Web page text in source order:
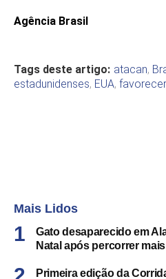
Agência Brasil
Tags deste artigo: atacan,
estadunidenses, EUA, favorecer
Mais Lidos
Gato desaparecido em
Natal após percorrer
Primeira edição da